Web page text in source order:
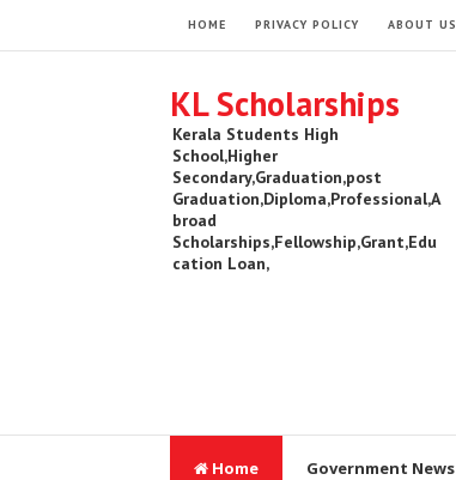
HOME PRIVACY POLICY ABOUT US
KL Scholarships
Kerala Students High
School,Higher
Secondary,Graduation,post
Graduation,Diploma,Professional,A
broad
Scholarships,Fellowship,Grant,Edu
cation Loan,
Home Government News